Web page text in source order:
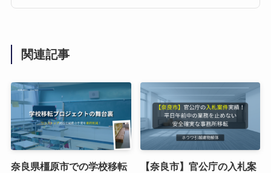
関連記事
奈良県橿原市での学校移転
【奈良市】官公庁の入札案